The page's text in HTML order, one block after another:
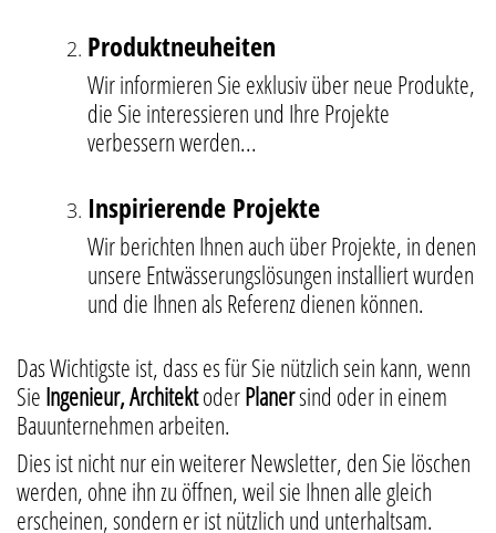
Produktneuheiten
Wir informieren Sie exklusiv über neue Produkte,
die Sie interessieren und Ihre Projekte
verbessern werden...
Inspirierende Projekte
Wir berichten Ihnen auch über Projekte, in denen
unsere Entwässerungslösungen installiert wurden
und die Ihnen als Referenz dienen können.
Das Wichtigste ist, dass es für Sie nützlich sein kann, wenn
SieIngenieur, ArchitektoderPlanersind oder in einem
Bauunternehmen arbeiten.
Dies ist nicht nur ein weiterer Newsletter, den Sie löschen
werden, ohne ihn zu öffnen, weil sie Ihnen alle gleich
erscheinen, sondern er ist nützlich und unterhaltsam.